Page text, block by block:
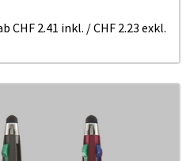
CHF 2.41 inkl. /CHF 2.23 exkl.